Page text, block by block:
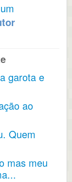
garota e
ao
Quem
mas meu